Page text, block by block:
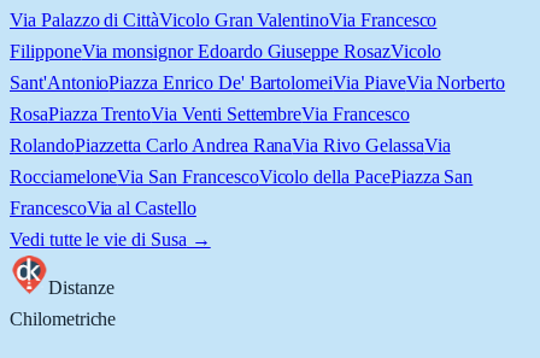
Via Palazzo di CittàVicolo Gran ValentinoVia Francesco
FilipponeVia monsignor Edoardo Giuseppe RosazVicolo
Sant'AntonioPiazza Enrico De' BartolomeiVia PiaveVia Norberto
RosaPiazza TrentoVia Venti SettembreVia Francesco
RolandoPiazzetta Carlo Andrea RanaVia Rivo GelassaVia
RocciameloneVia San FrancescoVicolo della PacePiazza San
FrancescoVia al Castello
Vedi tutte le vie di Susa →
Distanze
Chilometriche